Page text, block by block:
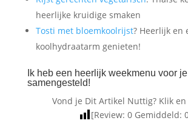
heerlijke kruidige smaken
Tosti met bloemkoolrijst? Heerlijk en
koolhydraatarm genieten!
Ik heb een heerlijk weekmenu voor je
samengesteld!
Vond je Dit Artikel Nuttig? Klik en
[Review:0 Gemiddeld: